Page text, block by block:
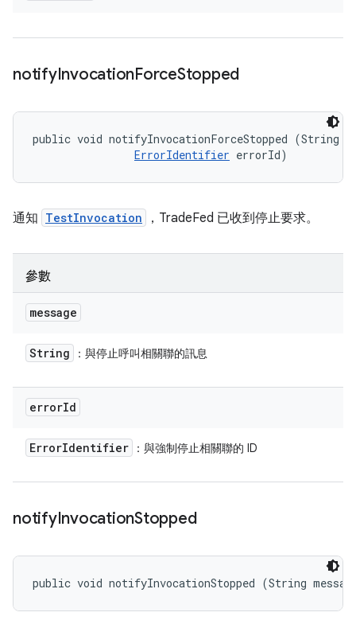
notifyInvocationForceStopped
public void notifyInvocationForceStopped (String
ErrorIdentifier errorId)
通知 TestInvocation ，TradeFed 已收到停止要求。
參數
message
String ：與停止呼叫相關聯的訊息
errorId
ErrorIdentifier ：與強制停止相關聯的 ID
notifyInvocationStopped
public void notifyInvocationStopped (String